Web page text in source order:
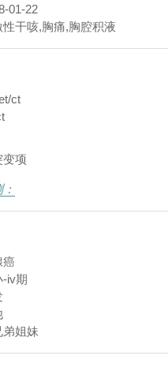
01-22
干咳,胸痛,胸腔积液
ct
变项
癌
-iv期
弟姐妹